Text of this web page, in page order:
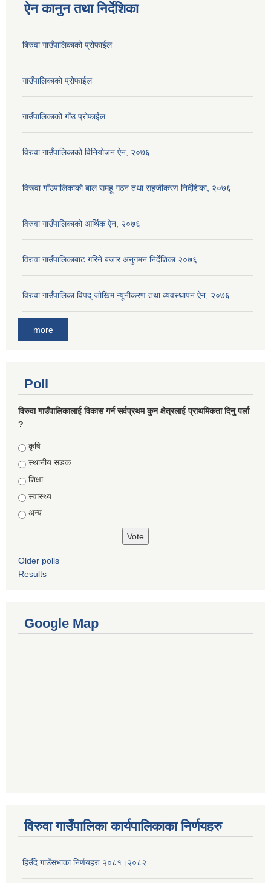
ऐन कानुन तथा निर्देशिका
बिरुवा गाउँपालिकाको प्रोफाईल
गाउँपालिकाको प्रोफाईल
गाउँपालिकाको गाँउ प्रोफाईल
विरुवा गाउँपालिकाको विनियोजन ऐन, २०७६
विरूवा गाँउपालिकाको बाल समहू गठन तथा सहजीकरण निर्देशिका, २०७६
विरुवा गाउँपालिकाको आर्थिक ऐन, २०७६
विरुवा गाउँपालिकाबाट गरिने बजार अनुगमन निर्देशिका २०७६
विरुवा गाउँपालिका विपद् जोखिम न्यूनीकरण तथा व्यवस्थापन ऐन, २०७६
more
Poll
विरुवा गाउँपालिकालाई विकास गर्न सर्वप्रथम कुन क्षेत्रलाई प्राथमिकता दिनु पर्ला
?
Choices
कृषि
स्थानीय सडक
शिक्षा
स्वास्थ्य
अन्य
Older polls
Results
Google Map
विरुवा गाउँपालिका कार्यपालिकाका निर्णयहरु
हिउँदे गाउँसभाका निर्णयहरु २०८१।२०८२